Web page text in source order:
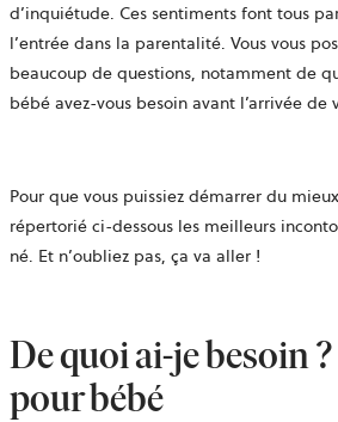
d’inquiétude. Ces sentiments font tous
l’entrée dans la parentalité. Vous vous
beaucoup de questions, notamment de
bébé avez-vous besoin avant l’arrivée
Pour que vous puissiez démarrer du
répertorié ci-dessous les meilleurs
né. Et n’oubliez pas, ça va aller !
De quoi ai-je besoin
pour bébé